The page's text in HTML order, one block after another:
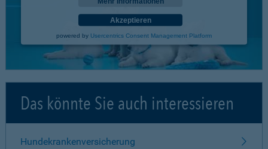
Akzeptieren
powered by Usercentrics Consent Management Platform
Das könnte Sie auch interessieren
Hundekrankenversicherung